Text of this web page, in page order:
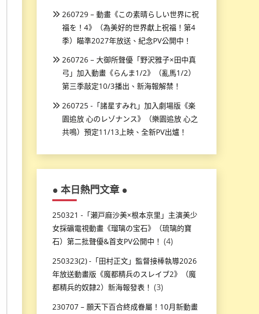
260729 – 動畫《この素晴らしい世界に祝
福を！4》（為美好的世界獻上祝福！第4
季）瞄準2027年放送、紀念PV公開中！
260726 – 大御所聲優「野沢雅子×田中真
弓」加入動畫《らんま1/2》（亂馬1/2）
第三季敲定10/3播出、新海報解禁！
260725 -「諸星すみれ」加入劇場版《楽
園追放 心のレゾナンス》（樂園追放 心之
共鳴）預定11/13上映、全新PV出爐！
● 本日熱門文章 ●
250321 -「瀬戸麻沙美×根本京里」主演美少
女採礦電視動畫《瑠璃の宝石》（琉璃的寶
石）第二批聲優&首支PV公開中！ (4)
250323(2) -「田村正文」監督接棒執導2026
年放送動畫版《魔都精兵のスレイブ2》（魔
都精兵的奴隸2）新海報發表！ (3)
230707 – 願天下百合終成眷屬！10月新動畫